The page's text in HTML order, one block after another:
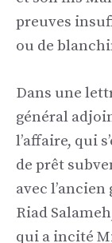
preuves
ou de
Dans une
général
l’affaire, qui
de prêt
avec
Riad
qui a incité